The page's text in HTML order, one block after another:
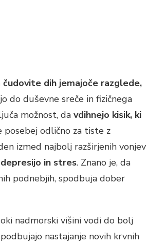
čudovite dih jemajoče razglede,
do duševne sreče in fizičnega
možnost, da vdihnejo kisik, ki
posebej odlično za tiste z
izmed najbolj razširjenih vonjev
in stres. Znano je, da
podnebjih, spodbuja dober
nadmorski višini vodi do bolj
nastajanje novih krvnih